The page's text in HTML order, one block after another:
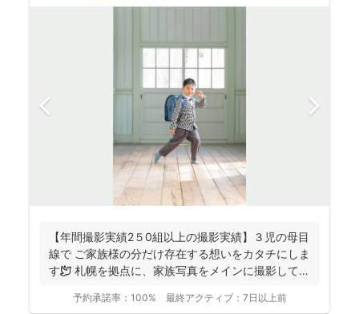
【年間撮影実績2５0組以上の撮影実績】３児の母目
線で ご家族様の分だけ存在する想いをカタチにしま
す🕊️ 札幌を拠点に、家族写真をメインに撮影してお
予約承諾率： 100% 最終アクティブ： 7日以上前